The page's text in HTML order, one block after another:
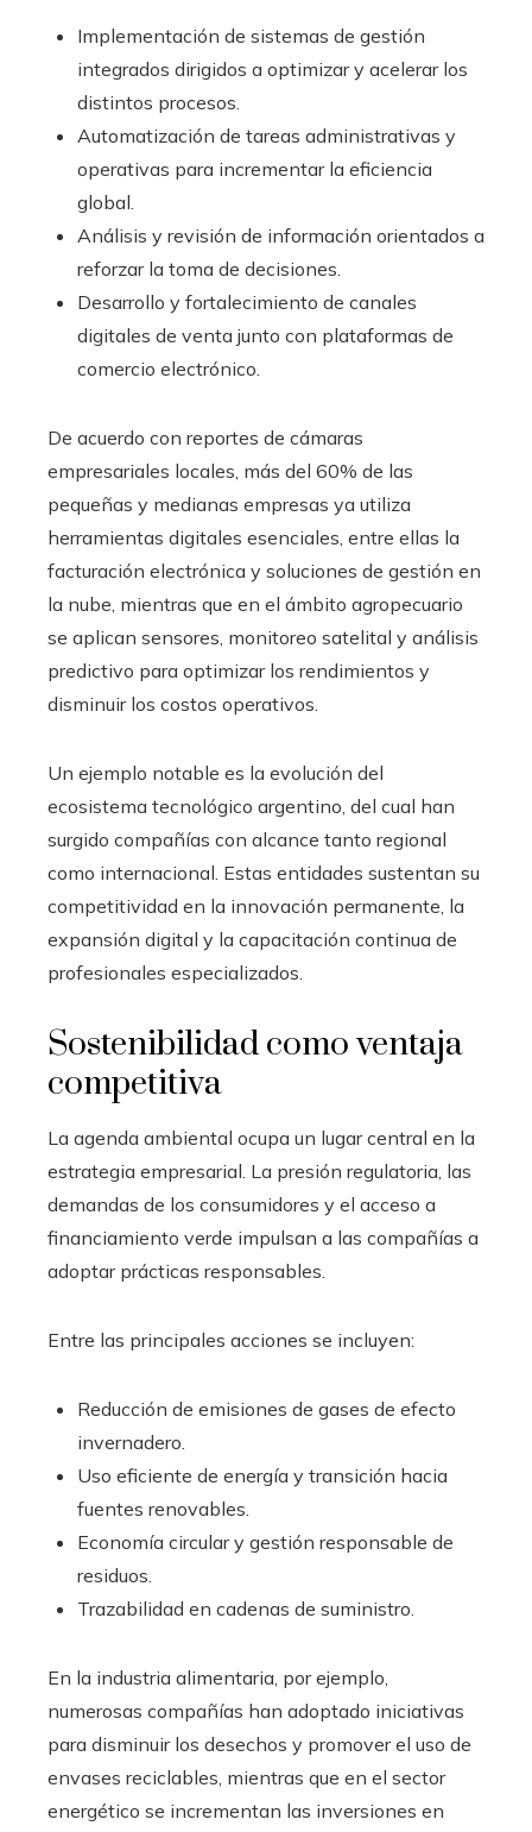
Implementación de sistemas de gestión
integrados dirigidos a optimizar y acelerar los
distintos procesos.
Automatización de tareas administrativas y
operativas para incrementar la eficiencia
global.
Análisis y revisión de información orientados a
reforzar la toma de decisiones.
Desarrollo y fortalecimiento de canales
digitales de venta junto con plataformas de
comercio electrónico.
De acuerdo con reportes de cámaras
empresariales locales, más del 60% de las
pequeñas y medianas empresas ya utiliza
herramientas digitales esenciales, entre ellas la
facturación electrónica y soluciones de gestión en
la nube, mientras que en el ámbito agropecuario
se aplican sensores, monitoreo satelital y análisis
predictivo para optimizar los rendimientos y
disminuir los costos operativos.
Un ejemplo notable es la evolución del
ecosistema tecnológico argentino, del cual han
surgido compañías con alcance tanto regional
como internacional. Estas entidades sustentan su
competitividad en la innovación permanente, la
expansión digital y la capacitación continua de
profesionales especializados.
Sostenibilidad como ventaja
competitiva
La agenda ambiental ocupa un lugar central en la
estrategia empresarial. La presión regulatoria, las
demandas de los consumidores y el acceso a
financiamiento verde impulsan a las compañías a
adoptar prácticas responsables.
Entre las principales acciones se incluyen:
Reducción de emisiones de gases de efecto
invernadero.
Uso eficiente de energía y transición hacia
fuentes renovables.
Economía circular y gestión responsable de
residuos.
Trazabilidad en cadenas de suministro.
En la industria alimentaria, por ejemplo,
numerosas compañías han adoptado iniciativas
para disminuir los desechos y promover el uso de
envases reciclables, mientras que en el sector
energético se incrementan las inversiones en